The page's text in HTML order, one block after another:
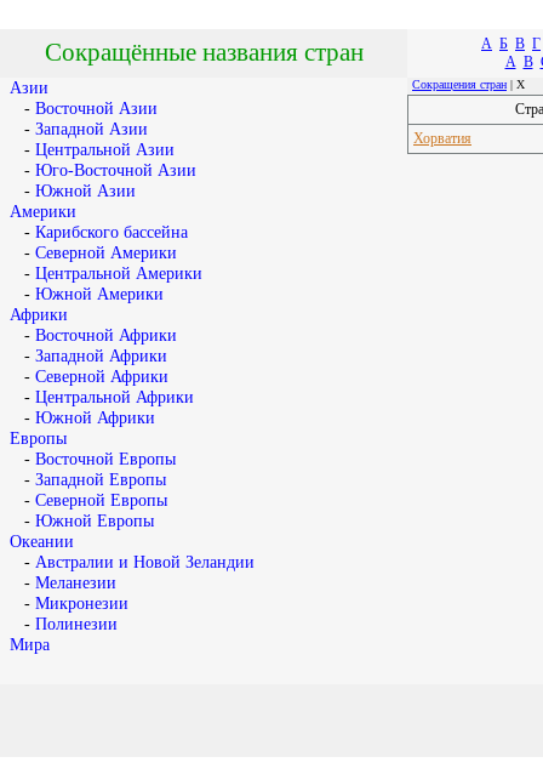
А Б В Г
A B
Сокращения стран | Х
Хорватия
Сокращённые названия стран
Азии
- Восточной Азии
- Западной Азии
- Центральной Азии
- Юго-Восточной Азии
- Южной Азии
Америки
- Карибского бассейна
- Северной Америки
- Центральной Америки
- Южной Америки
Африки
- Восточной Африки
- Западной Африки
- Северной Африки
- Центральной Африки
- Южной Африки
Европы
- Восточной Европы
- Западной Европы
- Северной Европы
- Южной Европы
Океании
- Австралии и Новой Зеландии
- Меланезии
- Микронезии
- Полинезии
Мира